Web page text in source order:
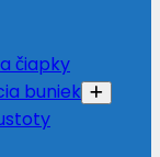
čiapky
buniek